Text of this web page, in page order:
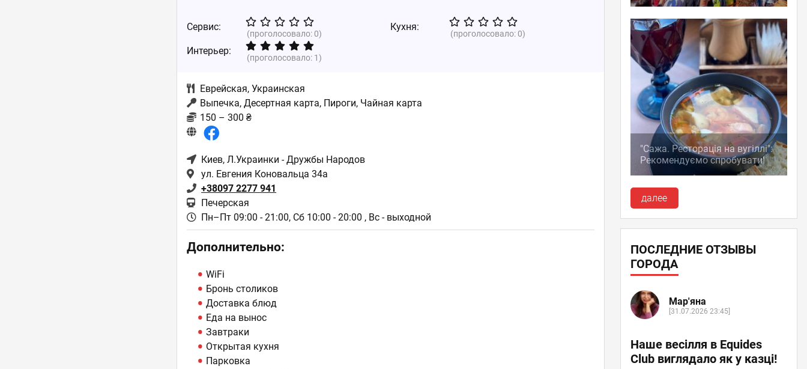
Сервис:
(проголосовало:0)
Кухня:
(проголосовало:0)
Интерьер:
(проголосовало: 1)
Еврейская,Украинская
Выпечка, Десертная карта, Пироги, Чайная карта
150 – 300 ₴
Киев, Л.Украинки - Дружбы Народов
ул. Евгения Коновальца 34а
+38097 2277 941
Печерская
Пн–Пт 09:00 - 21:00, Сб 10:00 - 20:00 , Вс - выходной
Дополнительно:
WiFi
Бронь столиков
Доставка блюд
Еда на вынос
Завтраки
Открытая кухня
Парковка
"Сажа. Ресторація на вугіллі":
Рекомендуємо спробувати!
далее
ПОСЛЕДНИЕ ОТЗЫВЫ
ГОРОДА
Мар'яна
[31.07.2026 23:45]
Наше весілля в Equides
Club виглядало як у казці!